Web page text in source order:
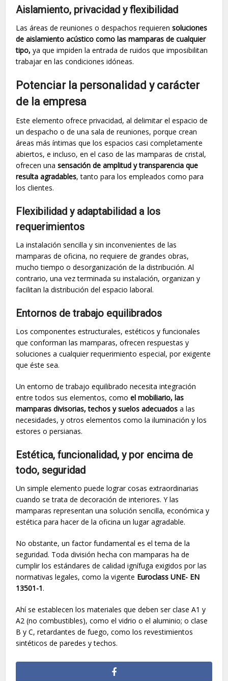
Aislamiento, privacidad y flexibilidad
Las áreas de reuniones o despachos requierensoluciones
de aislamiento acústico como las mamparas de cualquier
tipo, ya que impiden la entrada de ruidos que imposibilitan
trabajar en las condiciones idóneas.
Potenciar la personalidad y carácter
de la empresa
Este elemento ofrece privacidad, al delimitar el espacio de
un despacho o de una sala de reuniones, porque crean
áreas más íntimas que los espacios casi completamente
abiertos, e incluso, en el caso de las mamparas de cristal,
ofrecen unasensación de amplitud y transparencia que
resulta agradables, tanto para los empleados como para
los clientes.
Flexibilidad y adaptabilidad a los
requerimientos
La instalación sencilla y sin inconvenientes de las
mamparas de oficina, no requiere de grandes obras,
mucho tiempo o desorganización de la distribución. Al
contrario, una vez terminada su instalación, organizan y
facilitan la distribución del espacio laboral.
Entornos de trabajo equilibrados
Los componentes estructurales, estéticos y funcionales
que conforman las mamparas, ofrecen respuestas y
soluciones a cualquier requerimiento especial, por exigente
que éste sea.
Un entorno de trabajo equilibrado necesita integración
entre todos sus elementos, comoel mobiliario, las
mamparas divisorias, techos y suelos adecuadosa las
necesidades, y otros elementos como la iluminación y los
estores o persianas.
Estética, funcionalidad, y por encima de
todo, seguridad
Un simple elemento puede lograr cosas extraordinarias
cuando se trata de decoración de interiores. Y las
mamparas representan una solución sencilla, económica y
estética para hacer de la oficina un lugar agradable.
No obstante, un factor fundamental es el tema de la
seguridad. Toda división hecha con mamparas ha de
cumplir los estándares de calidad ignífuga exigidos por las
normativas legales, como la vigente Euroclass UNE- EN
13501-1.
Ahí se establecen los materiales que deben ser clase A1 y
A2 (no combustibles), como el vidrio o el aluminio; o clase
B y C, retardantes de fuego, como los revestimientos
sintéticos de paredes y techos.